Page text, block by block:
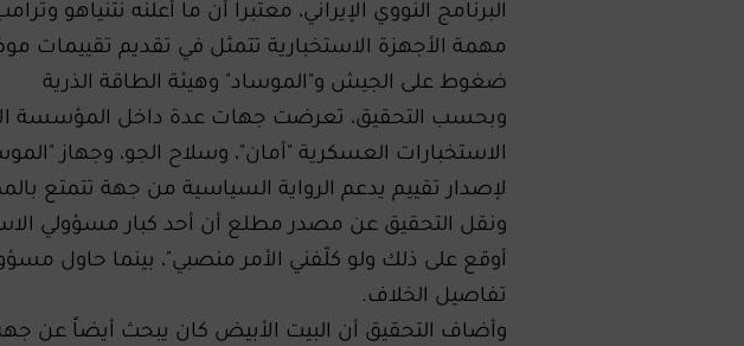
البرنامج النووي الإيراني، معتبراً أن ما أعلنه نتنياهو
مهمة الأجهزة الاستخبارية تتمثل في تقديم تقييمات
ضغوط على الجيش و"الموساد" وهيئة الطاقة الذرية
وبحسب التحقيق، تعرضت جهات عدة داخل المؤسسة
الاستخبارات العسكرية "أمان"، وسلاح الجو، وجهاز
لإصدار تقييم يدعم الرواية السياسية من جهة تتمتع
ونقل التحقيق عن مصدر مطلع أن أحد كبار مسؤولي
أوقع على ذلك ولو كلّفني الأمر منصبي"، بينما حاول
تفاصيل الخلاف.
وأضاف التحقيق أن البيت الأبيض كان يبحث أيضاً عن جهة